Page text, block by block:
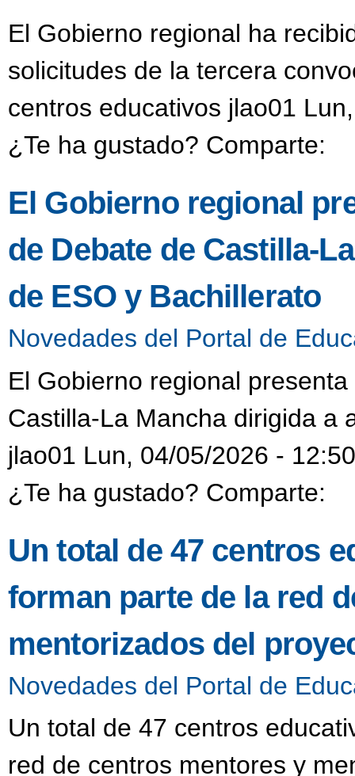
El Gobierno regional ha
solicitudes de la tercera
centros educativos jlao01
¿Te ha gustado? Comparte:
El Gobierno regional
de Debate de Castilla-
de ESO y Bachillerato
Novedades del Portal de
El Gobierno regional
Castilla-La Mancha dirigida a
jlao01 Lun, 04/05/2026 - 12:50
¿Te ha gustado? Comparte:
Un total de 47 centros
forman parte de la red
mentorizados del
Novedades del Portal de
Un total de 47 centros
red de centros mentores y